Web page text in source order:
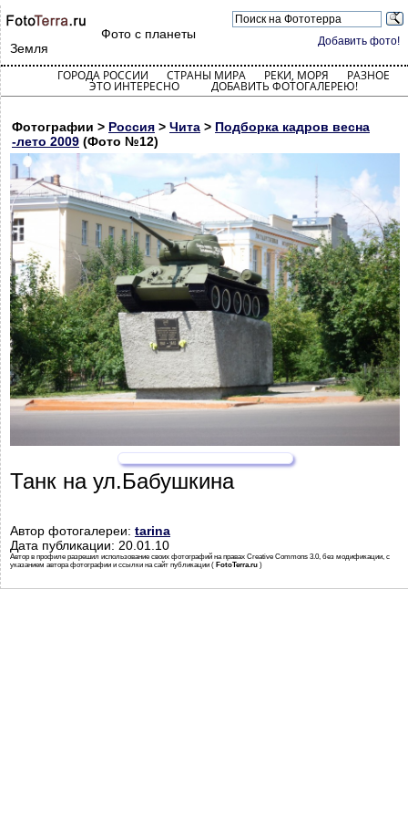
Добавить фото!
Фото с планеты
Земля
ГОРОДА РОССИИ СТРАНЫ МИРА РЕКИ, МОРЯ РАЗНОЕ
ЭТО ИНТЕРЕСНО ДОБАВИТЬ ФОТОГАЛЕРЕЮ!
Фотографии > Россия > Чита > Подборка кадров весна
-лето 2009 (Фото №12)
Танк на ул.Бабушкина
Автор фотогалереи: tarina
Дата публикации: 20.01.10
Автор в профиле разрешил использование своих фотографий на правах Creative Commons 3.0, без модификации, с
указанием автора фотографии и ссылки на сайт публикации ( FotoTerra.ru )